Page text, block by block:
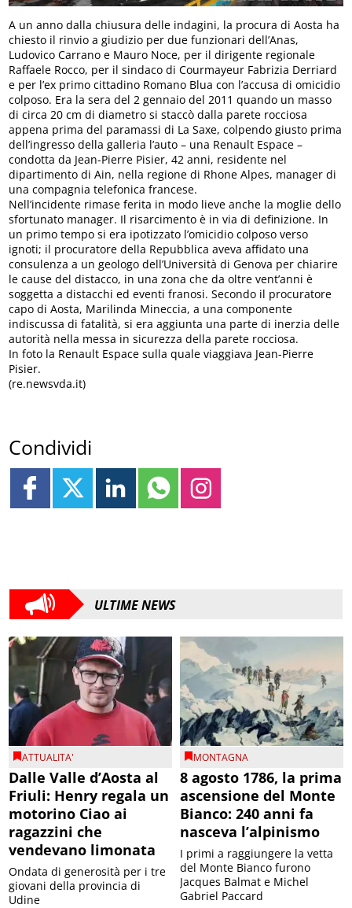
A un anno dalla chiusura delle indagini, la procura di Aosta ha
chiesto il rinvio a giudizio per due funzionari dell’Anas,
Ludovico Carrano e Mauro Noce, per il dirigente regionale
Raffaele Rocco, per il sindaco di Courmayeur Fabrizia Derriard
e per l’ex primo cittadino Romano Blua con l’accusa di omicidio
colposo. Era la sera del 2 gennaio del 2011 quando un masso
di circa 20 cm di diametro si staccò dalla parete rocciosa
appena prima del paramassi di La Saxe, colpendo giusto prima
dell’ingresso della galleria l’auto – una Renault Espace –
condotta da Jean-Pierre Pisier, 42 anni, residente nel
dipartimento di Ain, nella regione di Rhone Alpes, manager di
una compagnia telefonica francese.
Nell’incidente rimase ferita in modo lieve anche la moglie dello
sfortunato manager. Il risarcimento è in via di definizione. In
un primo tempo si era ipotizzato l’omicidio colposo verso
ignoti; il procuratore della Repubblica aveva affidato una
consulenza a un geologo dell’Università di Genova per chiarire
le cause del distacco, in una zona che da oltre vent’anni è
soggetta a distacchi ed eventi franosi. Secondo il procuratore
capo di Aosta, Marilinda Mineccia, a una componente
indiscussa di fatalità, si era aggiunta una parte di inerzia delle
autorità nella messa in sicurezza della parete rocciosa.
In foto la Renault Espace sulla quale viaggiava Jean-Pierre
Pisier.
(re.newsvda.it)
Condividi
ULTIME NEWS
ATTUALITA'
Dalle Valle d’Aosta al
Friuli: Henry regala un
motorino Ciao ai
ragazzini che
vendevano limonata
Ondata di generosità per i tre
giovani della provincia di
Udine
MONTAGNA
8 agosto 1786, la prima
ascensione del Monte
Bianco: 240 anni fa
nasceva l’alpinismo
I primi a raggiungere la vetta
del Monte Bianco furono
Jacques Balmat e Michel
Gabriel Paccard